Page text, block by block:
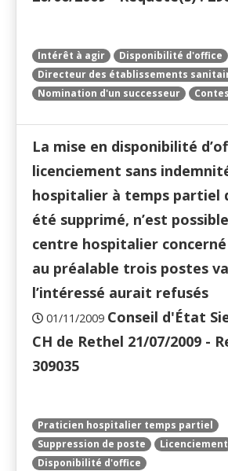
Intérêt à agir
Disponibilité d'office
Directeur des établissements
Nomination d'un successeur
La mise en disponibilité
licenciement sans
hospitalier à temps partiel
été supprimé, n’est
centre hospitalier
au préalable trois postes
l’intéressé aurait refusés
01/11/2009 Conseil d'État
CH de Rethel 21/07/2009 -
309035
Praticien hospitalier temps partiel
Suppression de poste
Licenciement
Disponibilité d'office